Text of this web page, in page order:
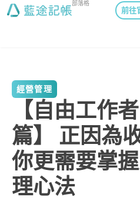
部落格
前往
經營管理
【自由工作
篇】 正因為
你更需要掌
理心法